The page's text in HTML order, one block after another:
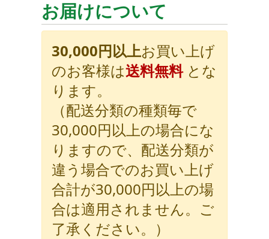
お届けについて
30,000円以上お買い上げ
のお客様は送料無料とな
ります。
（配送分類の種類毎で
30,000円以上の場合にな
りますので、配送分類が
違う場合でのお買い上げ
合計が30,000円以上の場
合は適用されません。ご
了承ください。）